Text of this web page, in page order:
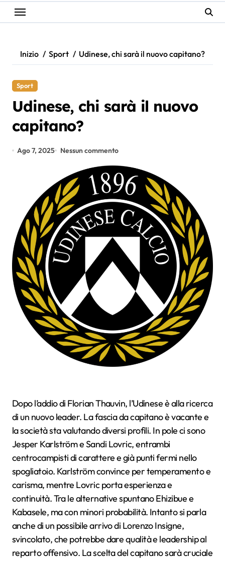
Inizio Sport Udinese, chi sarà il nuovo capitano?
Sport
Udinese, chi sarà il nuovo
capitano?
Ago 7, 2025 Nessun commento
Dopo l’addio di Florian Thauvin, l’Udinese è alla ricerca
di un nuovo leader. La fascia da capitano è vacante e
la società sta valutando diversi profili. In pole ci sono
Jesper Karlström e Sandi Lovric, entrambi
centrocampisti di carattere e già punti fermi nello
spogliatoio. Karlström convince per temperamento e
carisma, mentre Lovric porta esperienza e
continuità. Tra le alternative spuntano Ehizibue e
Kabasele, ma con minori probabilità. Intanto si parla
anche di un possibile arrivo di Lorenzo Insigne,
svincolato, che potrebbe dare qualità e leadership al
reparto offensivo. La scelta del capitano sarà cruciale